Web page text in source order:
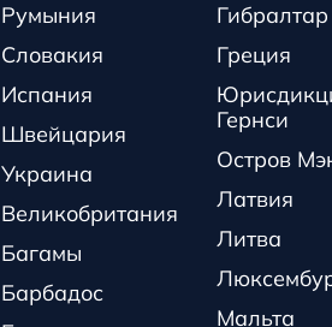
Румыния
Словакия
Испания
Швейцария
Украина
Великобритания
Багамы
Барбадос
Гибралтар
Греция
Гернси
Остров
Латвия
Литва
Мальта